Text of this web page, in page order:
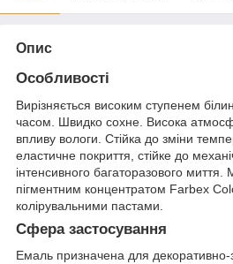
Опис
Особливості
Вирізняється високим ступенем
часом. Швидко сохне. Висока
впливу вологи. Стійка до зміни
еластичне покриття, стійке до
інтенсивного багаторазового миття.
пігментним концентратом Farbex
колірувальними пастами.
Сфера застосування
Емаль призначена для